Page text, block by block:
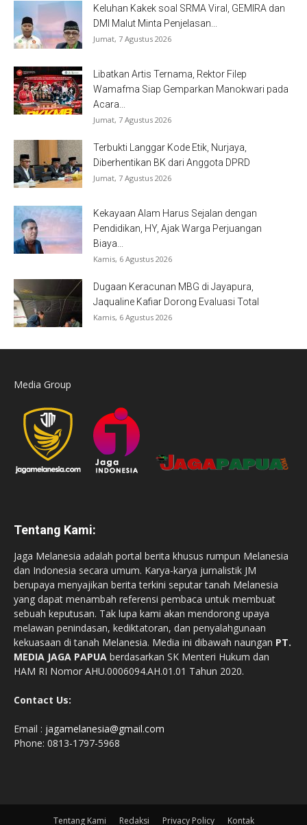
Keluhan Kakek soal SRMA Viral, GEMIRA dan
DMI Malut Minta Penjelasan...
Jumat, 7 Agustus 2026
Libatkan Artis Ternama, Rektor Filep
Wamafma Siap Gemparkan Manokwari pada
Acara...
Jumat, 7 Agustus 2026
Terbukti Langgar Kode Etik, Nurjaya,
Diberhentikan BK dari Anggota DPRD
Jumat, 7 Agustus 2026
Kekayaan Alam Harus Sejalan dengan
Pendidikan, HY, Ajak Warga Perjuangan
Biaya...
Kamis, 6 Agustus 2026
Dugaan Keracunan MBG di Jayapura,
Jaqualine Kafiar Dorong Evaluasi Total
Kamis, 6 Agustus 2026
Media Group
Tentang Kami:
Jaga Melanesia adalah portal berita khusus rumpun Melanesia
dan Indonesia secara umum. Karya-karya jurnalistik JM
berupaya menyajikan berita terkini seputar tanah Melanesia
yang dapat menambah referensi pembaca untuk membuat
sebuah keputusan. Tak lupa kami akan mendorong upaya
melawan penindasan, kediktatoran, dan penyalahgunaan
kekuasaan di tanah Melanesia. Media ini dibawah naungan PT.
MEDIA JAGA PAPUA berdasarkan SK Menteri Hukum dan
HAM RI Nomor AHU.0006094.AH.01.01 Tahun 2020.
Contact Us:
Email : jagamelanesia@gmail.com
Phone: 0813-1797-5968
Tentang Kami Redaksi Privacy Policy Kontak